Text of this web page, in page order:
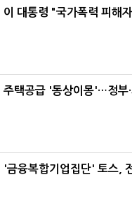
이 대통령 "국가폭력 피해
주택공급 '동상이몽'…정부
'금융복합기업집단' 토스,